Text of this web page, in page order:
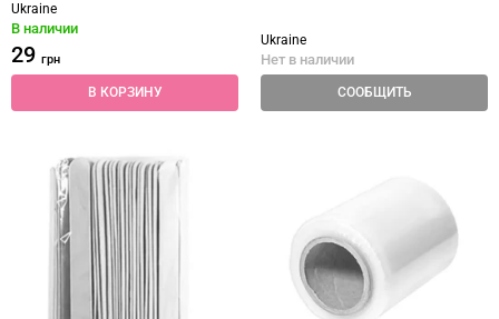
Ukraine
В наличии
29 грн
В КОРЗИНУ
Ukraine
Нет в наличии
СООБЩИТЬ